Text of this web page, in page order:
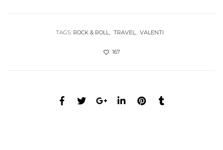
TAGS: ROCK & ROLL TRAVEL VALENTI
167